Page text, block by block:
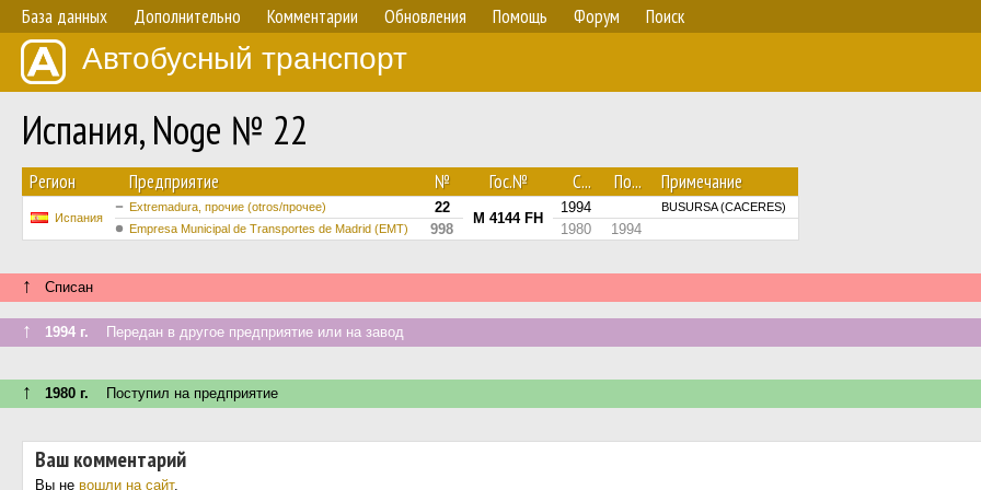
База данных Дополнительно Комментарии Обновления Помощь Форум Поиск
Автобусный транспорт
Испания, Noge № 22
Регион Предприятие № Гос.№ С... По... Примечание
Испания
Extremadura, прочие (otros/прочее) 22
M 4144 FH
1994
BUSURSA (CACERES)
Empresa Municipal de Transportes de Madrid (EMT)
998 1980 1994
↑ Списан
↑ 1994 г. Передан в другое предприятие или на завод
↑ 1980 г. Поступил на предприятие
Ваш комментарий
Вы не вошли на сайт.